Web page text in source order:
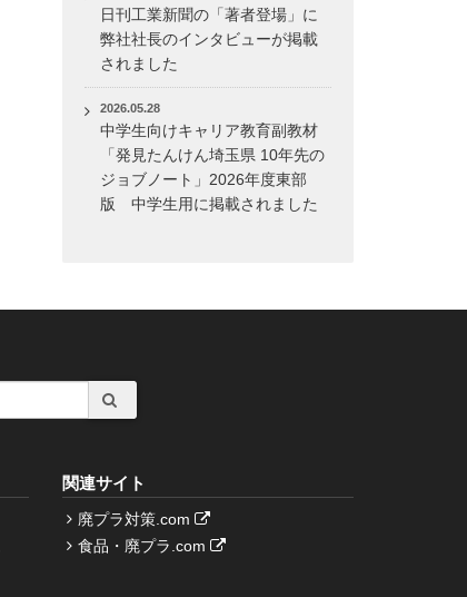
日刊工業新聞の「著者登場」に
弊社社長のインタビューが掲載
されました
2026.05.28
中学生向けキャリア教育副教材
「発見たんけん埼玉県 10年先の
ジョブノート」2026年度東部
版 中学生用に掲載されました
関連サイト
廃プラ対策.com
食品・廃プラ.com